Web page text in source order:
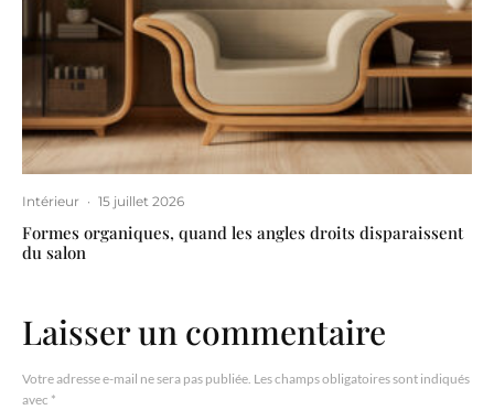
Intérieur · 15 juillet 2026
Formes organiques, quand les angles droits disparaissent
du salon
Laisser un commentaire
Votre adresse e-mail ne sera pas publiée. Les champs obligatoires sont indiqués
avec *